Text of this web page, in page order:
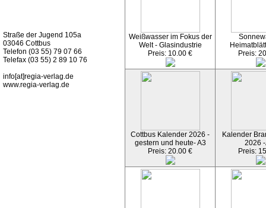
Straße der Jugend 105a
03046 Cottbus
Telefon (03 55) 79 07 66
Telefax (03 55) 2 89 10 76
info[at]regia-verlag.de
www.regia-verlag.de
Weißwasser im Fokus der
Welt - Glasindustrie
Preis: 10.00 €
Preis:
Cottbus Kalender 2026 -
gestern und heute- A3
Preis: 20.00 €
Kalender
2026
Preis: